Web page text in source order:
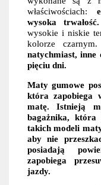
właściwościach:
wysoka trwałość.
wysokie i niskie
kolorze
natychmiast, inne
pięciu dni.
Maty gumowe
która zapobiega
matę. Istnieją
bagażnika,
takich modeli
aby nie
posiadają
zapobiega
jazdy.